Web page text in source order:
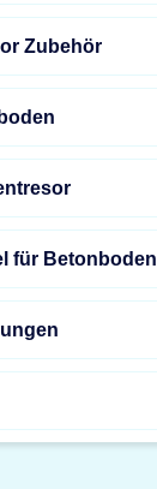
Zubehör
für Betonboden